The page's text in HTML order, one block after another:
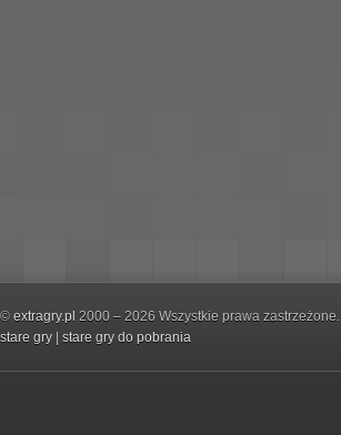
© extragry.pl 2000 – 2026 Wszystkie prawa zastrzeżone.
stare gry
stare gry do pobrania